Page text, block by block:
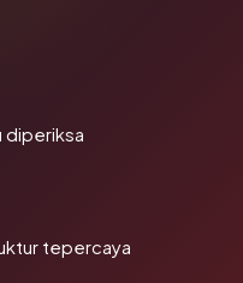
diperiksa
tepercaya